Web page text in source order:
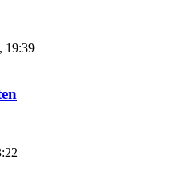
19:39